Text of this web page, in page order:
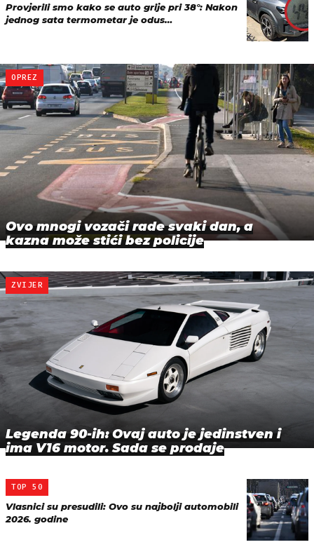
Provjerili smo kako se auto grije pri 38°: Nakon
jednog sata termometar je odus…
OPREZ
Ovo mnogi vozači rade svaki dan, a
kazna može stići bez policije
ZVIJER
Legenda 90-ih: Ovaj auto je jedinstven i
ima V16 motor. Sada se prodaje
TOP 50
Vlasnici su presudili: Ovo su najbolji automobili
2026. godine